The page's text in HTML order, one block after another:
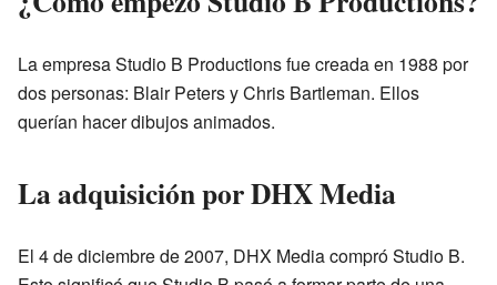
La empresa Studio B Productions fue creada en 1988 por
dos personas: Blair Peters y Chris Bartleman. Ellos
querían hacer dibujos animados.
La adquisición por DHX Media
El 4 de diciembre de 2007, DHX Media compró Studio B.